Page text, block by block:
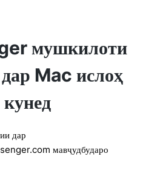
мушкилоти
Mac ислоҳ
кунед
дар
мавҷудбударо